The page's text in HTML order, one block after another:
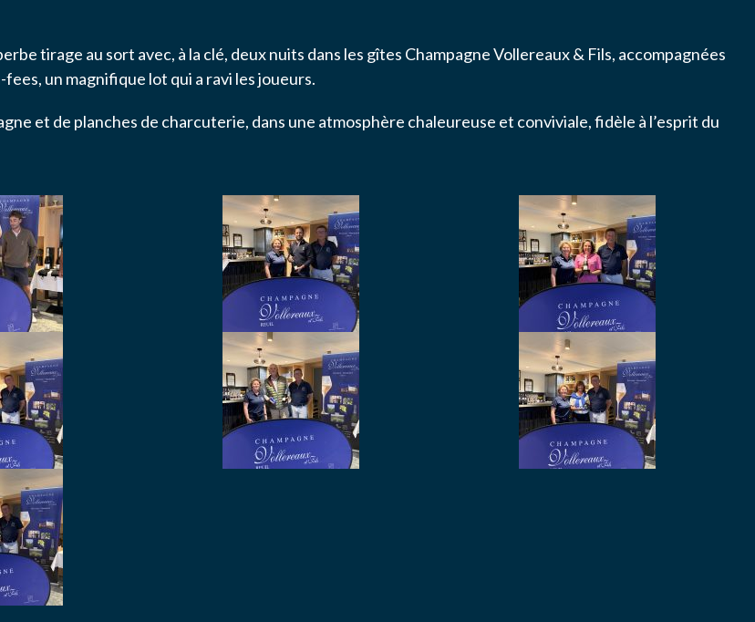
tirage au sort avec, à la clé, deux nuits dans les gîtes Champagne Vollereaux & Fils, accompagnées
un magnifique lot qui a ravi les joueurs.
et de planches de charcuterie, dans une atmosphère chaleureuse et conviviale, fidèle à l’esprit du